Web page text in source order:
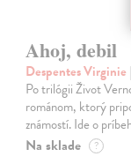
Ahoj, debil
Despentes Virginie
Po trilógii Život
románom, ktorý
známostí. Ide o
Na sklade ?